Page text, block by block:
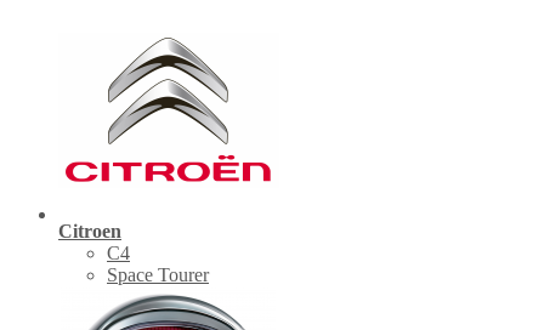
Citroen
C4
Space Tourer